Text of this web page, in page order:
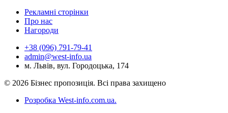
Рекламні сторінки
Про нас
Нагороди
+38 (096) 791-79-41
admin@west-info.ua
м. Львів, вул. Городоцька, 174
© 2026 Бізнес пропозиція. Всі права захищено
Розробка West-info.com.ua.